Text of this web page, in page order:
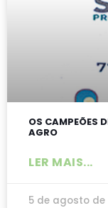
OS CAMPEÕES
AGRO
LER MAIS...
5 de agosto de